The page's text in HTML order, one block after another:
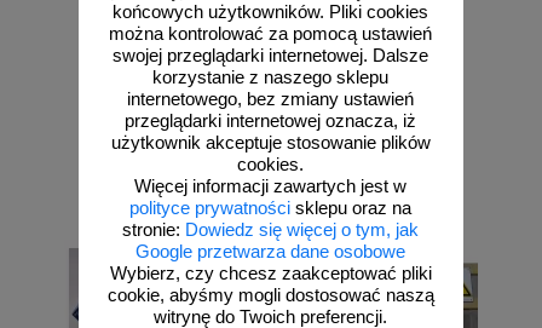
końcowych użytkowników. Pliki cookies
można kontrolować za pomocą ustawień
swojej przeglądarki internetowej. Dalsze
korzystanie z naszego sklepu
internetowego, bez zmiany ustawień
przeglądarki internetowej oznacza, iż
użytkownik akceptuje stosowanie plików
cookies.
Więcej informacji zawartych jest w
polityce prywatności sklepu oraz na
stronie: Dowiedz się więcej o tym, jak
Google przetwarza dane osobowe
Wybierz, czy chcesz zaakceptować pliki
cookie, abyśmy mogli dostosować naszą
witrynę do Twoich preferencji.